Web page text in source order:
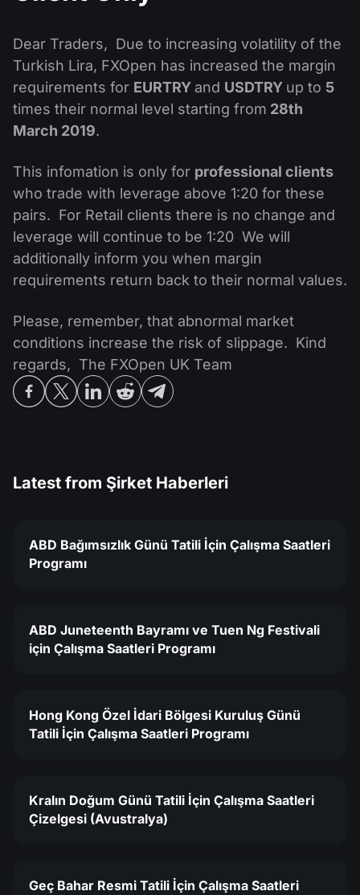
ETF
MT5
Karşılaştırma
Android FXOpen App
FIX API
Temettü Takvimi
Yardım Merkezi
CFD Yatırımı Nedir?
ECN Yatırımı Nedir?
Forex Brokerı nedir?
Neden Biz
Bize Ulaşın
Dear Traders, Due to increasing volatility of the
Turkish Lira, FXOpen has increased the margin
requirements for EURTRY and USDTRY up to 5
times their normal level starting from 28th
March 2019.
This infomation is only for professional clients
who trade with leverage above 1:20 for these
pairs. For Retail clients there is no change and
leverage will continue to be 1:20 We will
additionally inform you when margin
requirements return back to their normal values.
Please, remember, that abnormal market
conditions increase the risk of slippage. Kind
regards, The FXOpen UK Team
Latest from Şirket Haberleri
ABD Bağımsızlık Günü Tatili İçin Çalışma Saatleri
Programı
ABD Juneteenth Bayramı ve Tuen Ng Festivali
için Çalışma Saatleri Programı
Hong Kong Özel İdari Bölgesi Kuruluş Günü
Tatili İçin Çalışma Saatleri Programı
Kralın Doğum Günü Tatili İçin Çalışma Saatleri
Çizelgesi (Avustralya)
Geç Bahar Resmi Tatili İçin Çalışma Saatleri